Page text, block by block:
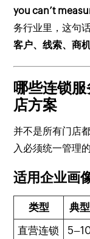
you can’t
务行业里，这句
客户、线索、商
哪些连锁
店方案
并不是所有门店
入必须统一管理的
适用企业画
类型 典
直营连锁